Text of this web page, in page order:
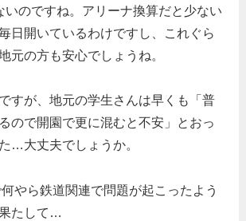
いのですね。アリーナ換算だと少ない
日開いているわけですし、これぐら
元の方も安心でしょうね。
すが、地元の学生さんは早くも「普
ので開園で更に混むと不安」とおっ
…大丈夫でしょうか。
やら鉄道関連で問題が起こったよう
たして…